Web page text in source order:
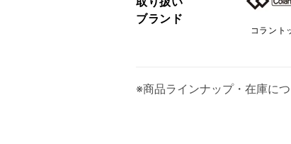
ブランド
コラント
※商品ラインナップ・在庫に